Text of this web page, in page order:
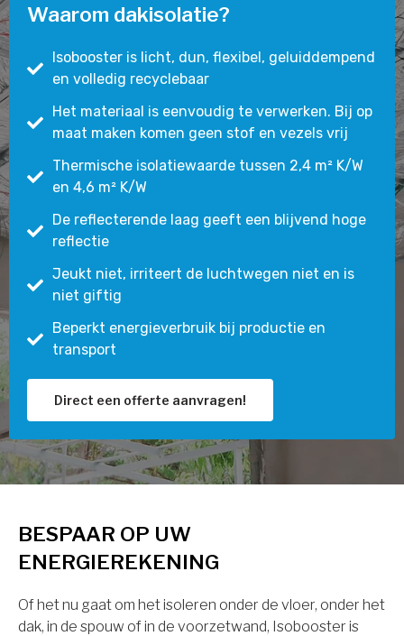
Waarom dakisolatie?
Isobooster is licht, dun, flexibel, geluiddempend
en volledig recyclebaar
Het materiaal is eenvoudig te verwerken. Bij op
maat maken komen geen stof en vezels vrij
Thermische isolatiewaarde tussen 2,4 m² K/W
en 4,6 m² K/W
De reflecterende laag geeft een blijvend hoge
reflectie
Jeukt niet, irriteert de luchtwegen niet en is
niet giftig
Beperkt energieverbruik bij productie en
transport
Direct een offerte aanvragen!
BESPAAR OP UW
ENERGIEREKENING
Of het nu gaat om het isoleren onder de vloer, onder het
dak, in de spouw of in de voorzetwand, Isobooster is